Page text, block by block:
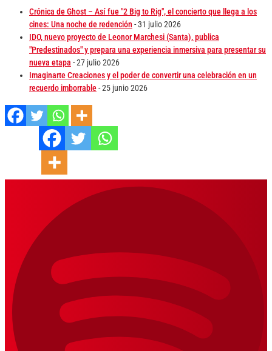
Crónica de Ghost – Así fue "2 Big to Rig", el concierto que llega a los
cines: Una noche de redención - 31 julio 2026
IDO, nuevo proyecto de Leonor Marchesi (Santa), publica
"Predestinados" y prepara una experiencia inmersiva para presentar su
nueva etapa - 27 julio 2026
Imaginarte Creaciones y el poder de convertir una celebración en un
recuerdo imborrable- 25 junio 2026